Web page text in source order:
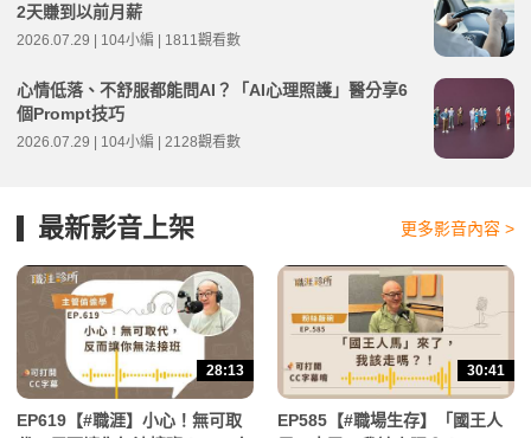
2天賺到以前月薪
2026.07.29 | 104小編 | 1811觀看數
心情低落、不舒服都能問AI？「AI心理照護」醫分享6
個Prompt技巧
2026.07.29 | 104小編 | 2128觀看數
最新影音上架 更多影音內容 >
28:13
EP619【#職涯】小心！無可取
30:41
EP585【#職場生存】「國王人